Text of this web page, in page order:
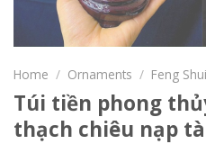
Home / Ornaments / Feng
Túi tiền phong
thạch chiêu nạp